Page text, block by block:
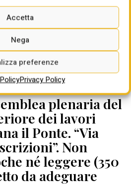
Accetta
Nega
preferenze
Privacy Policy
plenaria del
dei lavori
il Ponte. “Via
Non
né leggere (350
da adeguare